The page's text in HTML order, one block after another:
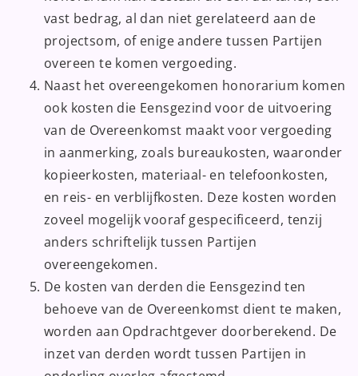
vast bedrag, al dan niet gerelateerd aan de
projectsom, of enige andere tussen Partijen
overeen te komen vergoeding.
Naast het overeengekomen honorarium komen
ook kosten die Eensgezind voor de uitvoering
van de Overeenkomst maakt voor vergoeding
in aanmerking, zoals bureaukosten, waaronder
kopieerkosten, materiaal- en telefoonkosten,
en reis- en verblijfkosten. Deze kosten worden
zoveel mogelijk vooraf gespecificeerd, tenzij
anders schriftelijk tussen Partijen
overeengekomen.
De kosten van derden die Eensgezind ten
behoeve van de Overeenkomst dient te maken,
worden aan Opdrachtgever doorberekend. De
inzet van derden wordt tussen Partijen in